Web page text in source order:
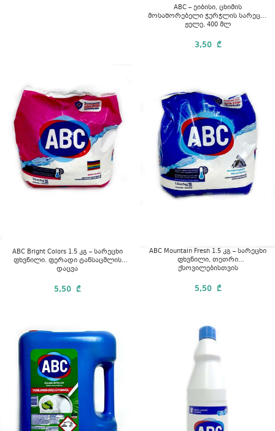
ABC – ეიბისი, ცხიმის
მოსაშორებელი ჭურჭლის სარეცხი
ჟელე, 400 მლ
3,50 ₾
ABC Bright Colors 1.5 კგ – სარეცხი
ფხვნილი. ფერადი ტანსაცმლის
დაცვა
5,50 ₾
ABC Mountain Fresh 1.5 კგ – სარეცხი
ფხვნილი, თეთრი
ქსოვილებისთვის
5,50 ₾